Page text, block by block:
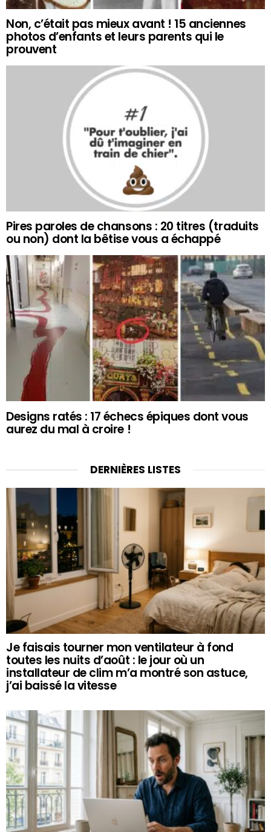
Non, c’était pas mieux avant ! 15 anciennes
photos d’enfants et leurs parents qui le
prouvent
Pires paroles de chansons : 20 titres (traduits
ou non) dont la bêtise vous a échappé
Designs ratés : 17 échecs épiques dont vous
aurez du mal à croire !
DERNIÈRES LISTES
Je faisais tourner mon ventilateur à fond
toutes les nuits d’août : le jour où un
installateur de clim m’a montré son astuce,
j’ai baissé la vitesse